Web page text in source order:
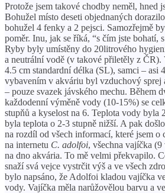
Protože jsem takové chodby neměl, hned
Bohužel místo deseti objednaných
bohužel 4 fenky a 2 pejsci. Samozřejmě
poměr. Inu, jak se říká, “s čím jste bohatí,
Ryby byly umístěny do 20litrového
a neutrální vodě (v takové přiletěly z ČR).
4.5 cm standardní délka (SL), samci – asi
vybavením v akváriu byl vzduchový sprej
– pouze svazek jávského mechu. Během
každodenní výměně vody (10-15%) se
stupňů a kyselost na 6. Teplota vody byla
byla teplota o 2-3 stupně nižší. A pak
na rozdíl od všech informací, které jsem o
na internetu C. adolfoi, všechna vajíčka
na dno akvária. To mě velmi překvapilo.
snaží svá vejce vystrčit výš a ve všech
bylo napsáno, že Adolfoi kladou vajíčka
vody. Vajíčka měla narůžovělou barvu a